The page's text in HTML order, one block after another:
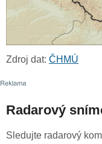
Zdroj dat: ČHMÚ
Radarový
Sledujte radarový